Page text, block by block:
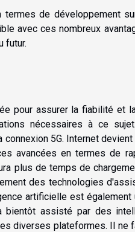
de développement
avec ces nombreux
futur.
pour assurer la fiabilité et
nécessaires à ce
5G. Internet
avancées en termes de
plus de temps de
des technologies
artificielle est également
bientôt assisté par des
diverses plateformes. Il ne